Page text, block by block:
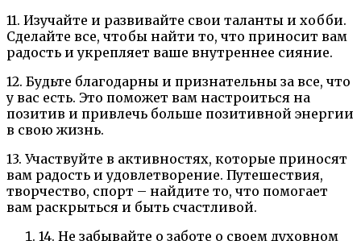
11. Изучайте и развивайте свои таланты и хобби.
Сделайте все, чтобы найти то, что приносит вам
радость и укрепляет ваше внутреннее сияние.
12. Будьте благодарны и признательны за все, что
у вас есть. Это поможет вам настроиться на
позитив и привлечь больше позитивной энергии
в свою жизнь.
13. Участвуйте в активностях, которые приносят
вам радость и удовлетворение. Путешествия,
творчество, спорт – найдите то, что помогает
вам раскрыться и быть счастливой.
14. Не забывайте о заботе о своем духовном